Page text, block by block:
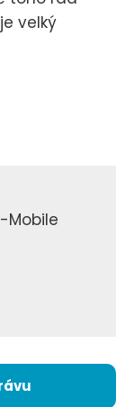
velký
Mobile